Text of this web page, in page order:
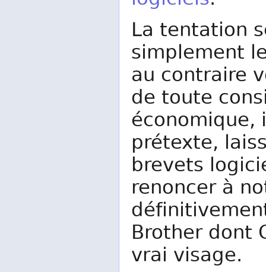
La tentation
simplement
au contraire
de toute
économique,
prétexte,
brevets
renoncer à
Brother dont
vrai visage.